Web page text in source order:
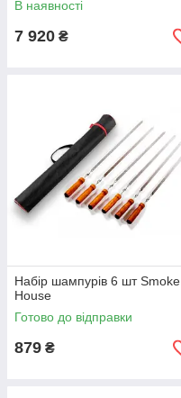
В наявності
7 920 ₴
Набір шампурів 6 шт Smoke
House
Готово до відправки
879 ₴